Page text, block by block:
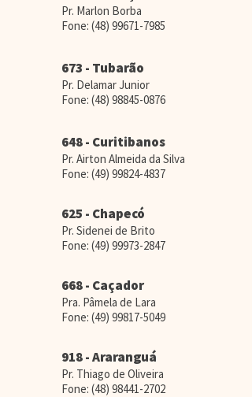
Pr. Marlon Borba
Fone: (48) 99671-7985
673 - Tubarão
Pr. Delamar Junior
Fone: (48) 98845-0876
648 - Curitibanos
Pr. Airton Almeida da Silva
Fone: (49) 99824-4837
625 - Chapecó
Pr. Sidenei de Brito
Fone: (49) 99973-2847
668 - Caçador
Pra. Pâmela de Lara
Fone: (49) 99817-5049
918 - Araranguá
Pr. Thiago de Oliveira
Fone: (48) 98441-2702